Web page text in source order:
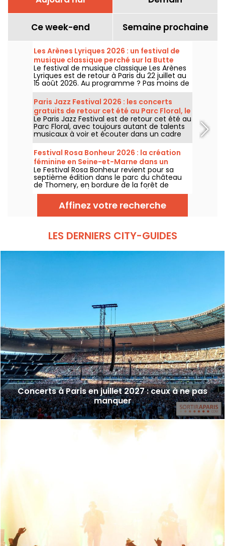
Ce week-end Semaine prochaine
Les Arènes Lyriques 2026 : un festival de
musique classique perché sur la Butte
Montmartre
Le festival de musique classique Les Arènes
Lyriques est de retour à Paris du 22 juillet au
15 août 2026. Au programme ? Pas moins de
16 concerts donnés au sein des Arènes de
Montmartre, un cadre idyllique pour écouter
les grands classiques.
Paris Jazz Festival 2026 : les concerts
gratuits de retour cet été au Parc Floral, le
programme
Le Paris Jazz Festival est de retour cet été au
Parc Floral, avec toujours autant de talents
musicaux à voir et écouter dans un cadre
bucolique. Voici le programme des concerts
gratuits à découvrir du 24 juin au 6
septembre 2026 !
Festival Rosa Bonheur 2026 : la création
féminine en Seine-et-Marne dans un
château
Le Festival Rosa Bonheur revient pour sa
septième édition dans le parc du château
de Thomery, en bordure de la forêt de
Fontainebleau (Seine-et-Marne), du 4 juillet
au 29 août 2026, avec une programmation
entièrement dédiée à la création féminine
et au matrimoine.
Affinez votre recherche
LES DERNIERS CITY-GUIDES
Concerts à Paris en juillet 2027 : ceux à ne pas
manquer